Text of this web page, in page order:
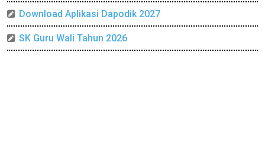
Download Aplikasi Dapodik 2027
SK Guru Wali Tahun 2026